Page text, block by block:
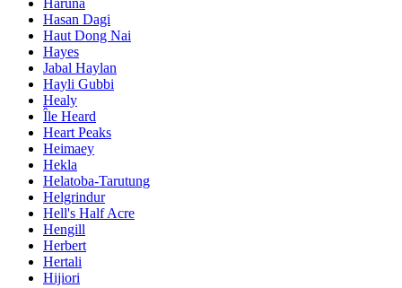
Hasan Dagi
Haut Dong Nai
Hayes
Jabal Haylan
Hayli Gubbi
Healy
Île Heard
Heart Peaks
Heimaey
Hekla
Helatoba-Tarutung
Helgrindur
Hell's Half Acre
Hengill
Herbert
Hertali
Hijiori